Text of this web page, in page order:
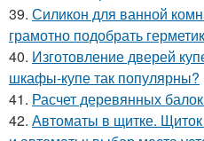
39. Силикон для ванной
грамотно подобрать
40. Изготовление дверей
шкафы-купе так популярны?
41. Расчет деревянных
42. Автоматы в щитке. Щиток